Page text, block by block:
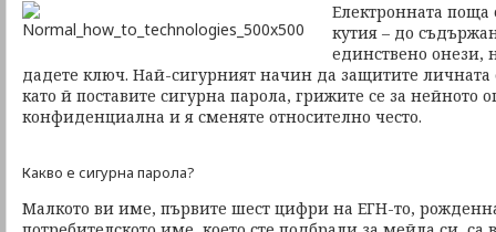
Електронната поща
кутия – до
единствено онези,
дадете ключ. Най-сигурният начин да защитите
като й поставите сигурна парола, грижите се за нейното
конфиденциална и я сменяте относително често.
Какво е сигурна парола?
Малкото ви име, първите шест цифри на ЕГН-то,